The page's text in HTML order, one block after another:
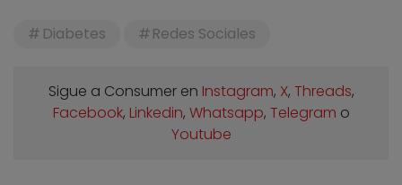
Diabetes Redes Sociales
Sigue a Consumer en Instagram, X, Threads,
Facebook, Linkedin, Whatsapp, Telegram o
Youtube